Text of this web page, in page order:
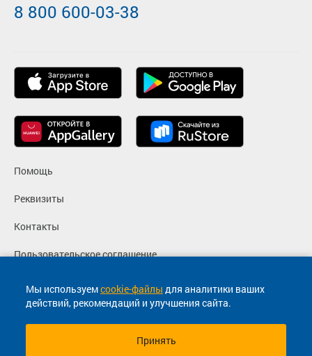
Мы используемcookie-файлы для аналитики ваших
действий, рекомендаций и улучшения сайта.
Принять
Помощь
Реквизиты
Контакты
Пользовательское соглашение
Политика конфиденциальности
Согласие на маркетинговые сообщения
8 800 600-03-38
© 2013-2026, ООО "Капитал"- Онлайн сервис продажи